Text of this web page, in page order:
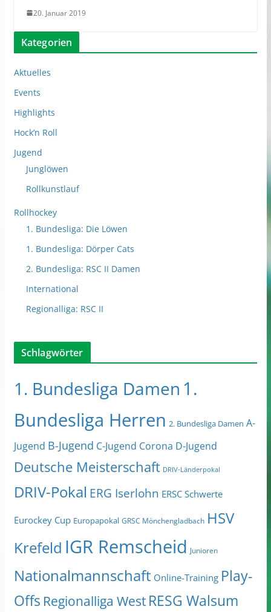
20. Januar 2019
Kategorien
Aktuelles
Events
Highlights
Hock’n Roll
Jugend
Junglöwen
Rollkunstlauf
Rollhockey
1. Bundesliga: Die Löwen
1. Bundesliga: Dörper Cats
2. Bundesliga: RSC II Damen
International
Regionalliga: RSC II
Schlagwörter
1. Bundesliga Damen 1.
Bundesliga Herren 2. Bundesliga Damen A-
Jugend B-Jugend C-Jugend Corona D-Jugend
Deutsche Meisterschaft DRIV-Länderpokal
DRIV-Pokal ERG Iserlohn ERSC Schwerte
Eurockey Cup Europapokal GRSC Mönchengladbach HSV
Krefeld IGR Remscheid Junioren
Nationalmannschaft Online-Training Play-
Offs Regionalliga West RESG Walsum